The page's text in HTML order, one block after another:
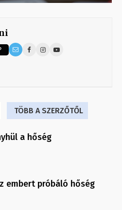
TÖBB A SZERZŐTŐL
a hőség
embert próbáló hőség